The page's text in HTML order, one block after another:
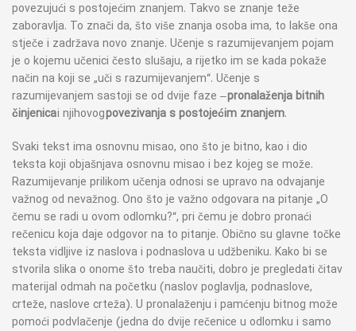
povezujući s postojećim znanjem. Takvo se znanje teže
zaboravlja. To znači da, što više znanja osoba ima, to lakše ona
stječe i zadržava novo znanje. Učenje s razumijevanjem pojam
je o kojemu učenici često slušaju, a rijetko im se kada pokaže
način na koji se „uči s razumijevanjem“. Učenje s
razumijevanjem sastoji se od dvije faze –pronalaženja bitnih
činjenicai njihovogpovezivanja s postojećim znanjem.
Svaki tekst ima osnovnu misao, ono što je bitno, kao i dio
teksta koji objašnjava osnovnu misao i bez kojeg se može.
Razumijevanje prilikom učenja odnosi se upravo na odvajanje
važnog od nevažnog. Ono što je važno odgovara na pitanje „O
čemu se radi u ovom odlomku?“, pri čemu je dobro pronaći
rečenicu koja daje odgovor na to pitanje. Obično su glavne točke
teksta vidljive iz naslova i podnaslova u udžbeniku. Kako bi se
stvorila slika o onome što treba naučiti, dobro je pregledati čitav
materijal odmah na početku (naslov poglavlja, podnaslove,
crteže, naslove crteža). U pronalaženju i pamćenju bitnog može
pomoći podvlačenje (jedna do dvije rečenice u odlomku i samo